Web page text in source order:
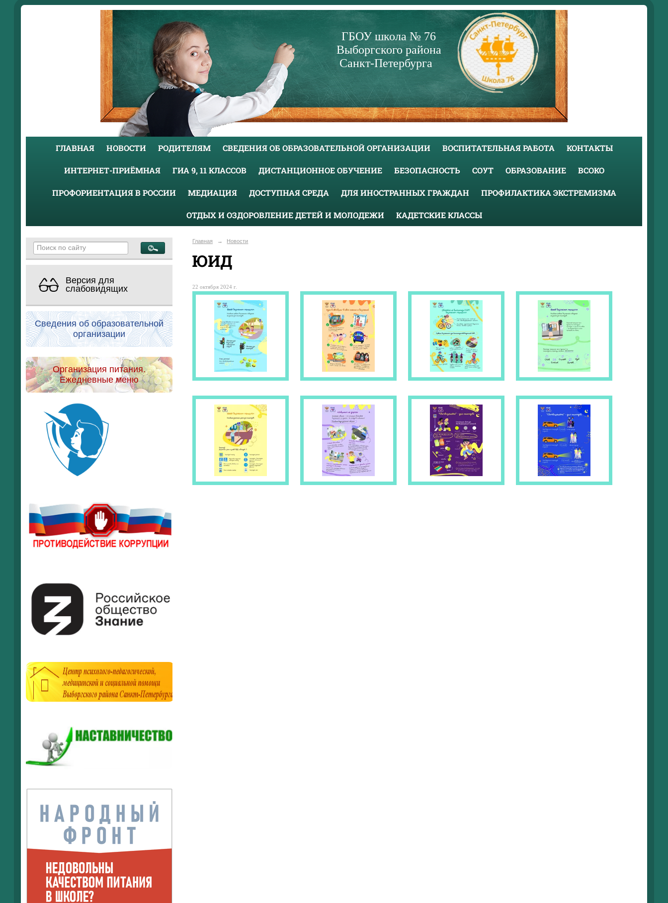
ГБОУ школа № 76
Выборгского района
Санкт-Петербурга
ГЛАВНАЯ НОВОСТИ РОДИТЕЛЯМ СВЕДЕНИЯ ОБ ОБРАЗОВАТЕЛЬНОЙ ОРГАНИЗАЦИИ ВОСПИТАТЕЛЬНАЯ РАБОТА КОНТАКТЫ
ИНТЕРНЕТ-ПРИЁМНАЯ ГИА 9, 11 КЛАССОВ ДИСТАНЦИОННОЕ ОБУЧЕНИЕ БЕЗОПАСНОСТЬ СОУТ ОБРАЗОВАНИЕ ВСОКО
ПРОФОРИЕНТАЦИЯ В РОССИИ МЕДИАЦИЯ ДОСТУПНАЯ СРЕДА ДЛЯ ИНОСТРАННЫХ ГРАЖДАН ПРОФИЛАКТИКА ЭКСТРЕМИЗМА
ОТДЫХ И ОЗДОРОВЛЕНИЕ ДЕТЕЙ И МОЛОДЕЖИ КАДЕТСКИЕ КЛАССЫ
Версия для
слабовидящих
Сведения об образовательной
организации
Организация питания.
Ежедневные меню
Главная → Новости
ЮИД
22 октября 2024 г.